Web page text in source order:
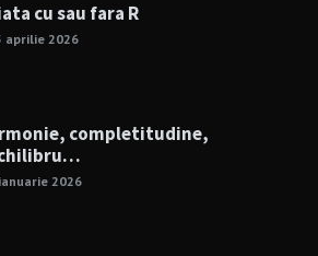
cu sau fara R
aprilie 2026
completitudine,
2026